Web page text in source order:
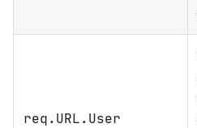
req.URL.User